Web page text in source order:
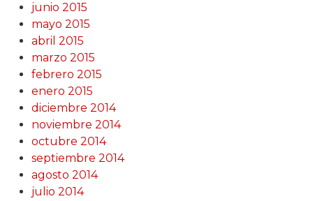
junio 2015
mayo 2015
abril 2015
marzo 2015
febrero 2015
enero 2015
diciembre 2014
noviembre 2014
octubre 2014
septiembre 2014
agosto 2014
julio 2014